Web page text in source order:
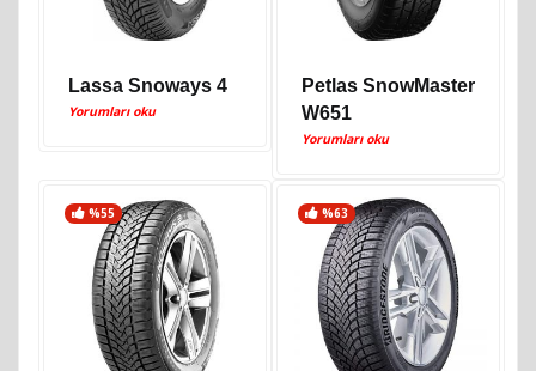
Lassa Snoways 4
Yorumları oku
Petlas SnowMaster
W651
Yorumları oku
%55 %63